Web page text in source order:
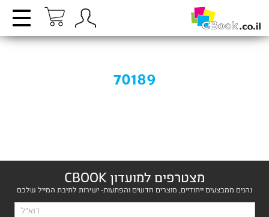
70189
מצטרפים למועדון CBOOK
נהנים ממבצעים ייחודיים, מוצרים חדשים והפתעות- ישירות לתיבת המייל שלכם